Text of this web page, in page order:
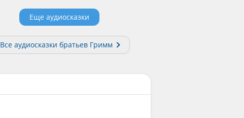
Еще аудиосказки
Все аудиосказки братьев Гримм